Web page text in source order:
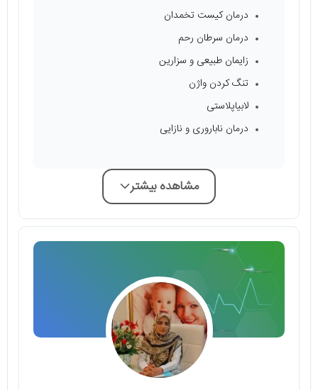
درمان کیست تخمدان
درمان سرطان رحم
زایمان طبیعی و سزارین
تنگ کردن واژن
لابیاپلاستی
درمان ناباروری و نازایی
مشاهده بیشتر